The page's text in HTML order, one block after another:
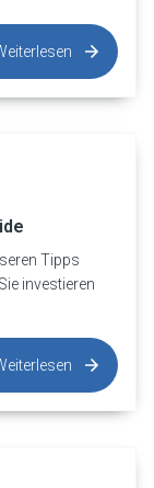
Tipps
investieren